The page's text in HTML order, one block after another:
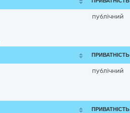
публічний
ПРИВАТНІСТЬ
публічний
ПРИВАТНІСТЬ